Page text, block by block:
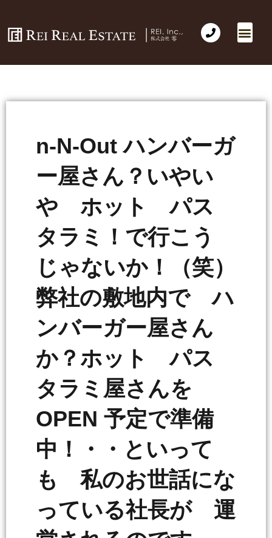
n-N-Out ハンバーガ
ー屋さん？いやい
や ホット パス
タラミ！で行こう
じゃないか！（笑）
弊社の敷地内で ハ
ンバーガー屋さん
か？ホット パス
タラミ屋さんを
OPEN 予定で準備
中！・・といって
も 私のお世話にな
っている社長が 運